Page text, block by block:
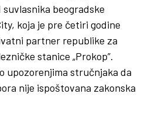
beogradske
koja je pre četiri godine
partner republike za
stanice „Prokop”.
upozorenjima stručnjaka da
nije ispoštovana zakonska